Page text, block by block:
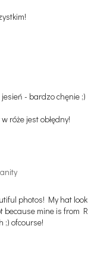
- bardzo chęnie ;)
róże jest obłędny!
photos! My hat
because mine is from
;) ofcourse!